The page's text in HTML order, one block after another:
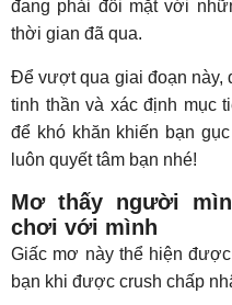
đang phải đối mặt với
thời gian đã qua.
Để vượt qua giai đoạn này,
tinh thần và xác định mục
để khó khăn khiến bạn
luôn quyết tâm bạn nhé!
Mơ thấy người
chơi với mình
Giấc mơ này thể hiện
bạn khi được crush chấp